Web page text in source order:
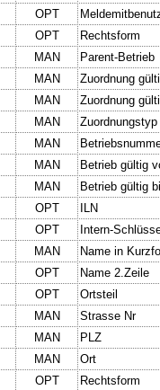
OPT
OPT
Rechtsform
MAN
Parent-Betrieb
MAN
Zuordnung
MAN
Zuordnung
MAN
Zuordnungstyp
MAN
MAN
Betrieb gültig
MAN
Betrieb gültig
OPT
ILN
OPT
Intern-
MAN
Name in
OPT
Name 2.Zeile
OPT
Ortsteil
MAN
Strasse Nr
MAN
PLZ
MAN
Ort
OPT
Rechtsform